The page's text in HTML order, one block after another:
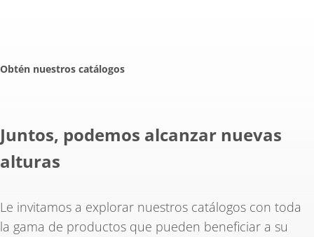
Obtén nuestros catálogos
Juntos, podemos alcanzar nuevas
alturas
Le invitamos a explorar nuestros catálogos con toda
la gama de productos que pueden beneficiar a su